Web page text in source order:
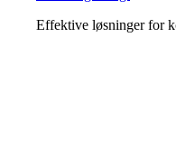
Effektive løsninger for